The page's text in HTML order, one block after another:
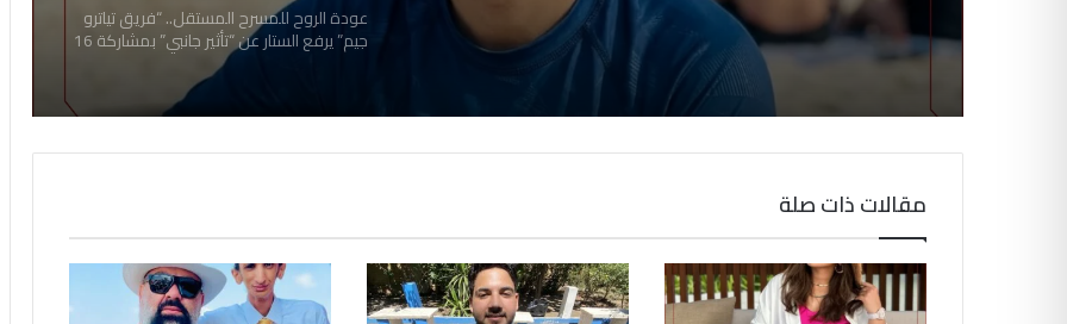
عودة الروح للمسرح المستقل.. “فريق تياترو
جيم” يرفع الستار عن “تأثير جانبي” بمشاركة 16
موهبة شابة
مقالات ذات صلة